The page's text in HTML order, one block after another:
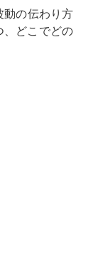
動の伝わり方
、どこでどの